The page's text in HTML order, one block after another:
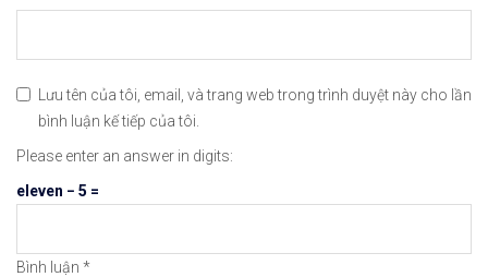
Lưu tên của tôi, email, và trang web trong trình duyệt này cho lần
bình luận kế tiếp của tôi.
Please enter an answer in digits:
eleven − 5 =
Bình luận *